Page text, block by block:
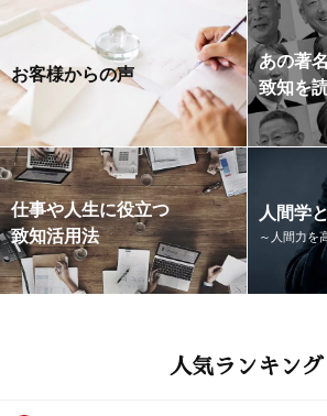
お客様からの声
あの著
致知を
仕事や人生に役立つ
致知活用法
人間学
～人間力を
人気ランキング